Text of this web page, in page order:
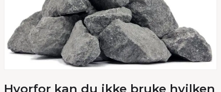
Hvorfor kan du ikke bruke hvilken